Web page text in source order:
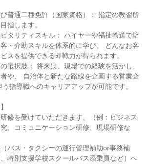
普通二種免許（国家資格）： 指定の教習所
指します。
タリティスキル： ハイヤーや福祉輸送で培
・介助スキルを体系的に学び、 どんなお客
スを提供できる即戦力が得られます。
選択肢： 将来は、現場での経験を活かし、
や、 自治体と新たな路線を企画する営業企
指導職へのキャリアアップが可能です。
修を受けていただきます。（例：ビジネス
、コミュニケーション研修、現場研修な
バス・タクシーの運行管理補助or事務補
特別支援学校スクールバス添乗員など）へ